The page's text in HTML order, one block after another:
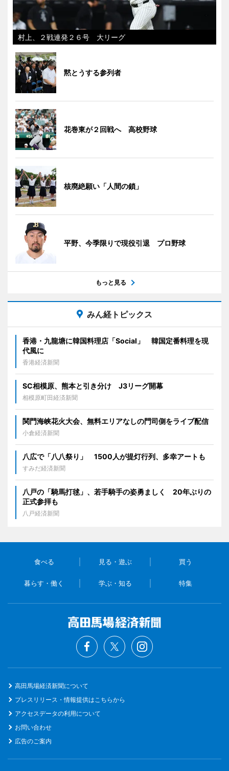
村上、２戦連発２６号 大リーグ
黙とうする参列者
花巻東が２回戦へ 高校野球
核廃絶願い「人間の鎖」
平野、今季限りで現役引退 プロ野球
もっと見る
みん経トピックス
香港・九龍塘に韓国料理店「Social」 韓国定番料理を現
代風に
香港経済新聞
SC相模原、熊本と引き分け J3リーグ開幕
相模原町田経済新聞
関門海峡花火大会、無料エリアなしの門司側をライブ配信
小倉経済新聞
八広で「八八祭り」 1500人が提灯行列、多幸アートも
すみだ経済新聞
八戸の「騎馬打毬」、若手騎手の姿勇ましく 20年ぶりの
正式参拝も
八戸経済新聞
食べる 見る・遊ぶ 買う
暮らす・働く 学ぶ・知る 特集
高田馬場経済新聞について
プレスリリース・情報提供はこちらから
アクセスデータの利用について
お問い合わせ
広告のご案内